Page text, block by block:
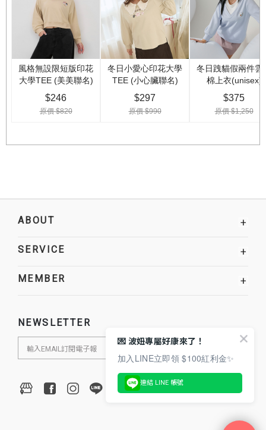
ABOUT +
SERVICE +
MEMBER +
NEWSLETTER
💌 波妞專屬好康來了！
加入LINE立即領 $100紅利金✨
連結 LINE 帳號